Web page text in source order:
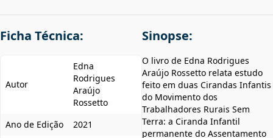
Ficha Técnica:
Autor
Edna
Rodrigues
Araújo
Rossetto
Ano de Edição
2021
Sinopse:
O livro de Edna Rodrigues
Araújo Rossetto relata estudo
feito em duas Cirandas Infantis
do Movimento dos
Trabalhadores Rurais Sem
Terra: a Ciranda Infantil
permanente do Assentamento